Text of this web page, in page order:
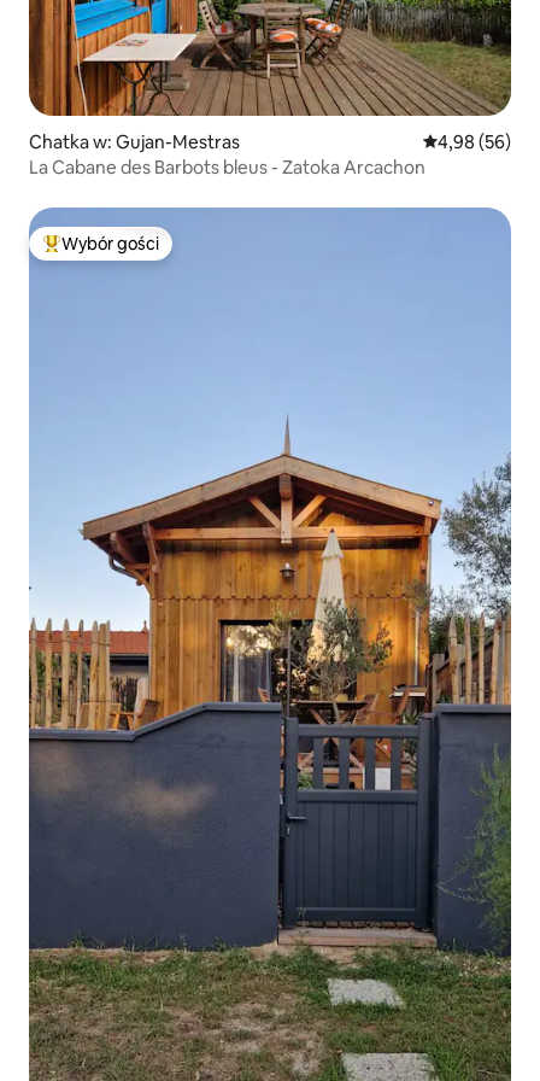
Chatka w: Gujan-Mestras Średnia
4,98 (56)
La Cabane des Barbots bleus - Zatoka Arcachon
Najpopularniejsze z kategorii Wybór gości
Wybór gości